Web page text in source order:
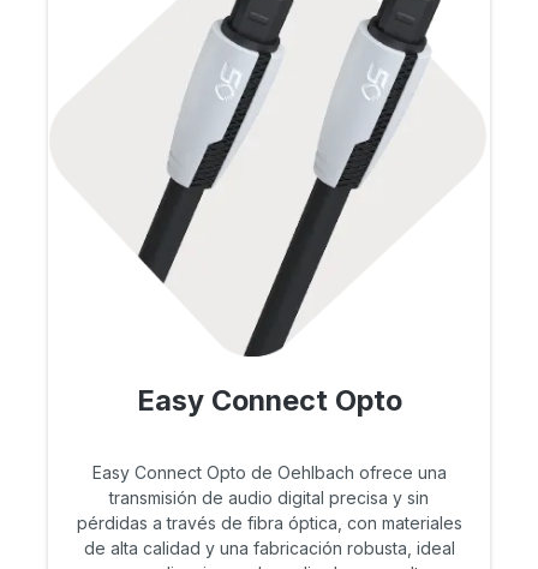
Easy Connect Opto
Easy Connect Opto de Oehlbach ofrece una
transmisión de audio digital precisa y sin
pérdidas a través de fibra óptica, con materiales
de alta calidad y una fabricación robusta, ideal